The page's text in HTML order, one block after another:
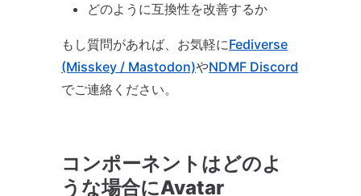
どのように互換性を改善するか
もし質問があれば、お気軽にFediverse
(Misskey / Mastodon)やNDMF Discord
でご連絡ください。
コンポーネントはどのよ
うな場合にAvatar